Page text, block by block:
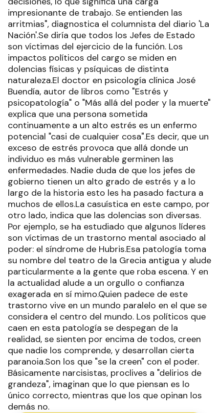
impresionante de trabajo. Se entienden las
arritmias", diagnostica el columnista del diario 'La
Nación'.Se diría que todos los Jefes de Estado
son víctimas del ejercicio de la función. Los
impactos políticos del cargo se miden en
dolencias físicas y psíquicas de distinta
naturaleza.El doctor en psicología clínica José
Buendía, autor de libros como "Estrés y
psicopatología" o "Más allá del poder y la muerte"
explica que una persona sometida
continuamente a un alto estrés es un enfermo
potencial "casi de cualquier cosa".Es decir, que un
exceso de estrés provoca que allá donde un
individuo es más vulnerable germinen las
enfermedades. Nadie duda de que los jefes de
gobierno tienen un alto grado de estrés y a lo
largo de la historia esto les ha pasado factura a
muchos de ellos.La casuística en este campo, por
otro lado, indica que las dolencias son diversas.
Por ejemplo, se ha estudiado que algunos líderes
son víctimas de un trastorno mental asociado al
poder: el síndrome de Hubris.Esa patología toma
su nombre del teatro de la Grecia antigua y alude
particularmente a la gente que roba escena. Y en
la actualidad alude a un orgullo o confianza
exagerada en sí mimo.Quien padece de este
trastorno vive en un mundo paralelo en el que se
considera el centro del mundo. Los políticos que
caen en esta patología se despegan de la
realidad, se sienten por encima de todos, creen
que nadie los comprende, y desarrollan cierta
paranoia.Son los que "se la creen" con el poder.
Básicamente narcisistas, proclives a "delirios de
grandeza", imaginan que lo que piensan es lo
único correcto, mientras que los que opinan los
demás no.